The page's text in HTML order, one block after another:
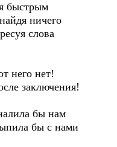
быстрым
ничего
слова
него нет!
заключения!
бы нам
бы с нами